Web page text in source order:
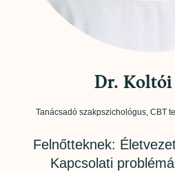
Dr.
Tanácsadó szakpszichológus, CBT
Felnőtteknek:
Kapcsolati